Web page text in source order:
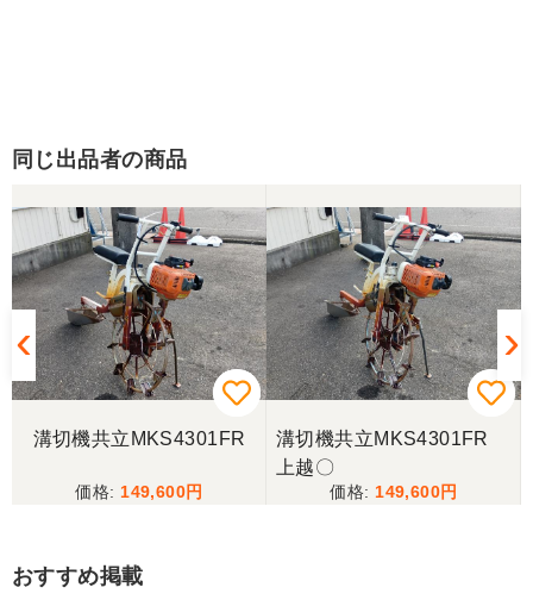
同じ出品者の商品
溝切機共立MKS4301FR
149,600
溝切機共立MKS4301FR
上越〇
149,600
おすすめ掲載